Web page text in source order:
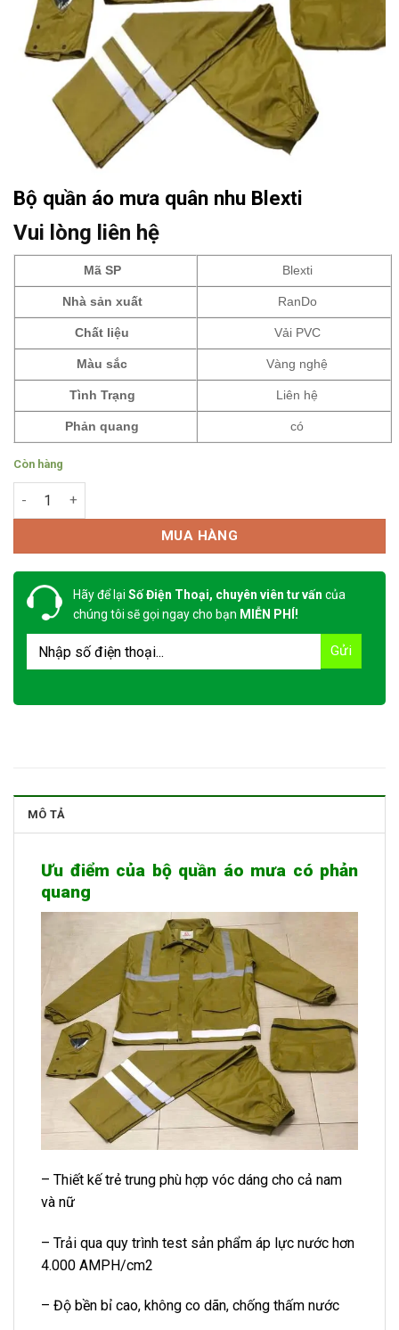
Bộ quần áo mưa quân nhu Blexti
Vui lòng liên hệ
Mã SP Blexti
Nhà sản xuất RanDo
Chất liệu Vải PVC
Màu sắc Vàng nghệ
Tình Trạng Liên hệ
Phản quang có
Còn hàng
Bộ quần áo mưa quân nhu Blexti số lượng
MUA HÀNG
Hãy để lại Số Điện Thoại, chuyên viên tư vấn của
chúng tôi sẽ gọi ngay cho bạn MIỄN PHÍ!
MÔ TẢ
Ưu điểm của bộ quần áo mưa có phản
quang
– Thiết kế trẻ trung phù hợp vóc dáng cho cả nam
và nữ
– Trải qua quy trình test sản phẩm áp lực nước hơn
4.000 AMPH/cm2
– Độ bền bỉ cao, không co dãn, chống thấm nước